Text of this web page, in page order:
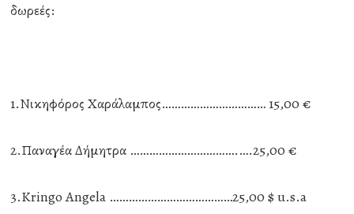
δωρεές:
1.Νικηφόρος Χαράλαμπος…………………………… 15,00 €
2.Παναγέα Δήμητρα …………………………….….25,00 €
3.Kringo Angela …………………………………25,00 $ u.s.a